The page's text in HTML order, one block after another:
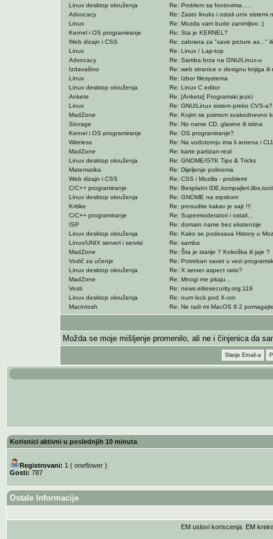
Linux desktop okruženja
Re: Problem sa fontovima.....
Advocacy
Re: Zasto linuks i ostali unix sistemi
Linux
Re: Mozda vam bude zanimljivo :)
Kernel i OS programiranje
Re: Sta je KERNEL?
Web dizajn i CSS
Re: zabrana za "save picture as..."
Linux
Re: Linux / Lap-top
Advocacy
Re: Samba brza na GNU/Linux-u
Izdavaštvo
Re: web stranice o designu knjiga ili
Linux
Re: Izbor filesystema
Linux desktop okruženja
Re: Linux C editor
Ankete
Re: [Anketa] Programski jezici
Linux
Re: GNU/Linux sistem preko CVS-a?
MadZone
Re: Kojim se psimom svakodnevno
Storage
Re: No name CD, glasine ili istina
Kernel i OS programiranje
Re: OS programiranje?
Wireless
Re: Na vodotornju ima li antena i
MadZone
Re: karte partizan-real
Linux desktop okruženja
Re: GNOME/GTK Tips & Tricks
Matematika
Re: Dijeljenje polinoma
Web dizajn i CSS
Re: CSS i Mozilla - problemi
C/C++ programiranje
Re: Besplatni
Linux desktop okruženja
Re: GNOME na srpskom
Kritike
Re: prosudite kakav je sajt !!!
C/C++ programiranje
Re: Supermoderatori i ostali...
ISP
Re: domain name bez ekstenzije
Linux desktop okruženja
Re: Kako se podesava History u
Linux/UNIX serveri i servisi
Re: samba
MadZone
Re: Šta je starije ? Kokoška ili jaje ?
Vodič za učenje
Re: Potreban savet u vezi
Linux desktop okruženja
Re: X server aspect ratio?
MadZone
Re: Mnogi me pitaju...
Vesti
Re: news.elitesecurity.org:119
Linux desktop okruženja
Re: num lock pod X-om
Macintosh
Re: Ne radi mi MacOS 9.2
Možda se moje mišljenje promenilo, ali ne i činjenica da
Slanje Email-a
Korisnici aktivni u poslednjih 10 minuta
Registrovani: 1 ( oneflower)
Gosti: 787
Ostale Informacije
EM uslovi koriscenja . EM